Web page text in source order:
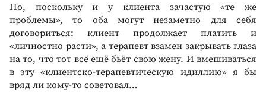
Но, поскольку и у клиента зачастую «те же
проблемы», то оба могут незаметно для себя
договориться: клиент продолжает платить и
«личностно расти», а терапевт взамен закрывать глаза
на то, что тот всё ещё бьёт свою жену. И вмешиваться
в эту «клиентско-терапевтическую идиллию» я бы
вряд ли кому-то советовал…